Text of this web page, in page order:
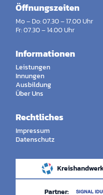
Öffnungszeiten
Mo – Do: 07.30 – 17.00 Uhr
Fr: 07.30 – 14.00 Uhr
Informationen
Leistungen
Innungen
Ausbildung
Über Uns
Rechtliches
Impressum
Datenschutz
Partner: